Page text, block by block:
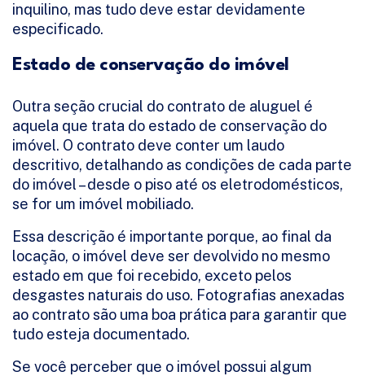
inquilino, mas tudo deve estar devidamente
especificado.
Estado de conservação do imóvel
Outra seção crucial do contrato de aluguel é
aquela que trata do estado de conservação do
imóvel. O contrato deve conter um laudo
descritivo, detalhando as condições de cada parte
do imóvel – desde o piso até os eletrodomésticos,
se for um imóvel mobiliado.
Essa descrição é importante porque, ao final da
locação, o imóvel deve ser devolvido no mesmo
estado em que foi recebido, exceto pelos
desgastes naturais do uso. Fotografias anexadas
ao contrato são uma boa prática para garantir que
tudo esteja documentado.
Se você perceber que o imóvel possui algum